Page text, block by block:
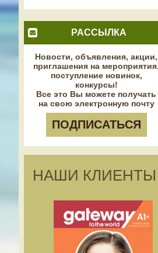
РАССЫЛКА
Новости, объявления, акции,
приглашения на мероприятия.
поступление новинок,
конкурсы!
Все это Вы можете получать
на свою электронную почту
ПОДПИСАТЬСЯ
НАШИ